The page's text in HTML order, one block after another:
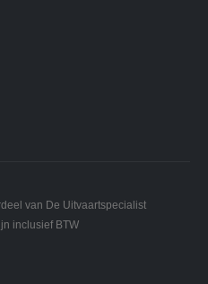
van De Uitvaartspecialist
inclusief BTW